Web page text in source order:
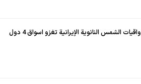
واقيات الشمس النانوية الإيرانية تغزو اسواق 4 دول